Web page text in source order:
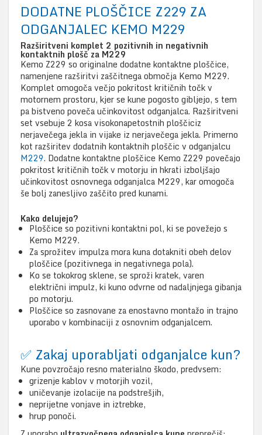
DODATNE PLOŠČICE Z229 ZA
ODGANJALEC KEMO M229
Razširitveni komplet 2 pozitivnih in negativnih
kontaktnih plošč za M229
Kemo Z229 so originalne dodatne kontaktne ploščice,
namenjene razširitvi zaščitnega območja Kemo M229.
Komplet omogoča večjo pokritost kritičnih točk v
motornem prostoru, kjer se kune pogosto gibljejo, s tem
pa bistveno poveča učinkovitost odganjalca. Razširitveni
set vsebuje 2 kosa visokonapetostnih ploščiciz
nerjavečega jekla in vijake iz nerjavečega jekla. Primerno
kot razširitev dodatnih kontaktnih ploščic v odganjalcu
M229. Dodatne kontaktne ploščice Kemo Z229 povečajo
pokritost kritičnih točk v motorju in hkrati izboljšajo
učinkovitost osnovnega odganjalca M229, kar omogoča
še bolj zanesljivo zaščito pred kunami.
Kako delujejo?
Ploščice so pozitivni kontaktni pol, ki se povežejo s
Kemo M229.
Za sprožitev impulza mora kuna dotakniti obeh delov
ploščice (pozitivnega in negativnega pola).
Ko se tokokrog sklene, se sproži kratek, varen
električni impulz, ki kuno odvrne od nadaljnjega gibanja
po motorju.
Ploščice so zasnovane za enostavno montažo in trajno
uporabo v kombinaciji z osnovnim odganjalcem.
✅ Zakaj uporabljati odganjalce kun?
Kune povzročajo resno materialno škodo, predvsem:
grizenje kablov v motorjih vozil,
uničevanje izolacije na podstrešjih,
neprijetne vonjave in iztrebke,
hrup ponoči.